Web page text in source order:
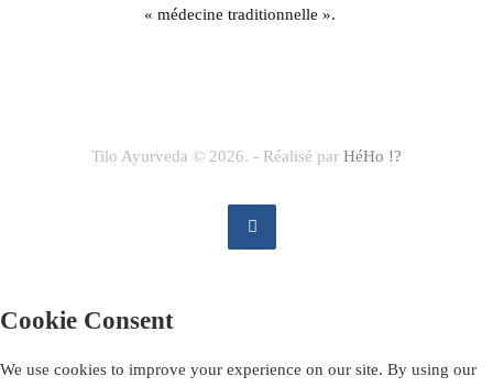
« médecine traditionnelle ».
Tilo Ayurveda © 2026. - Réalisé par HéHo !?